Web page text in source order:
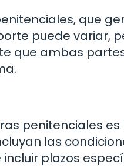
que
puede variar,
que ambas
penitenciales
las
plazos